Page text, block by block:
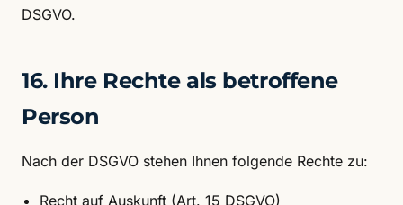
DSGVO.
16. Ihre Rechte als betroffene
Person
Nach der DSGVO stehen Ihnen folgende Rechte zu:
Recht auf Auskunft (Art. 15 DSGVO)